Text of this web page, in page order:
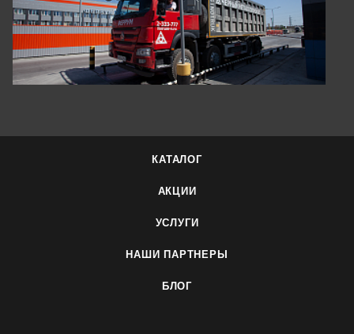
КАТАЛОГ
АКЦИИ
УСЛУГИ
НАШИ ПАРТНЕРЫ
БЛОГ